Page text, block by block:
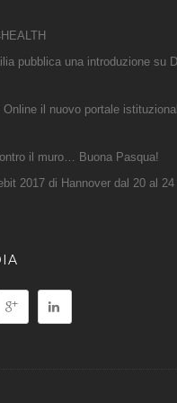
pubblica una introduzione su
il nuovo portale
il muro… Buona Pasqua!
2017 di Hannover dal 20 al